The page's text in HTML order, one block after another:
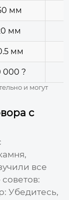
мм
мм
мм
000 ?
и могут
с
,
все
Убедитесь,